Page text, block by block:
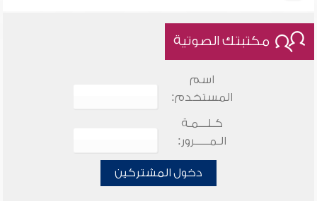
مكتبتك الصوتية
اسم
المستخدم:
كـلـــمـة
الـمـــــرور:
دخول المشتركين